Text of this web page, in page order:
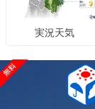
実況天気